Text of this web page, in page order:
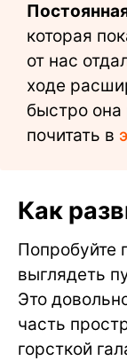
которая
от нас
ходе
быстро
почитать в
Как
Попробуйте
выглядеть
Это
часть
горсткой